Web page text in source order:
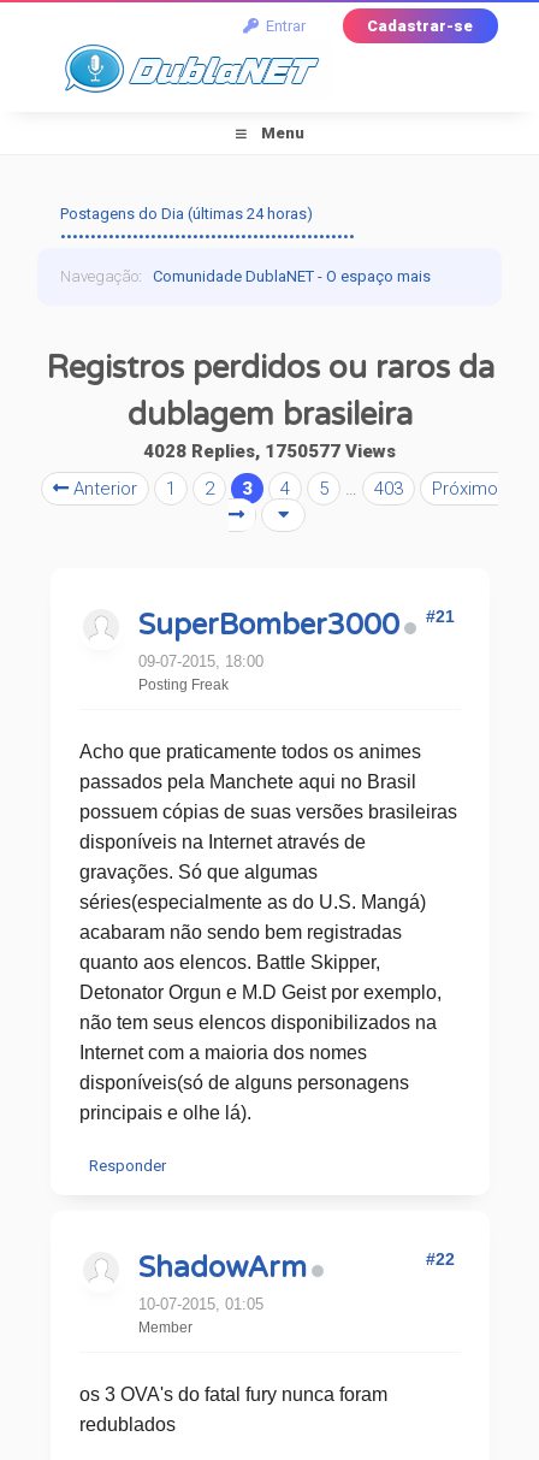
Entrar Cadastrar-se
Menu
Postagens do Dia (últimas 24 horas)
•••••••••••••••••••••••••••••••••••••••••••••••••
Navegação:Comunidade DublaNET - O espaço mais
da dublagem brasileira
Registros perdidos ou raros da
dublagem brasileira
4028 Replies, 1750577 Views
Anterior
1 2 3 4 5 … 403 Próximo
SuperBomber3000
09-07-2015, 18:00
Posting Freak
#21
Acho que praticamente todos os animes
passados pela Manchete aqui no Brasil
possuem cópias de suas versões brasileiras
disponíveis na Internet através de
gravações. Só que algumas
séries(especialmente as do U.S. Mangá)
acabaram não sendo bem registradas
quanto aos elencos. Battle Skipper,
Detonator Orgun e M.D Geist por exemplo,
não tem seus elencos disponibilizados na
Internet com a maioria dos nomes
disponíveis(só de alguns personagens
principais e olhe lá).
Responder
ShadowArm
10-07-2015, 01:05
Member
#22
os 3 OVA's do fatal fury nunca foram
redublados